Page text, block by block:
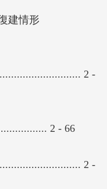
建情形
2 -
2 - 66
2 -